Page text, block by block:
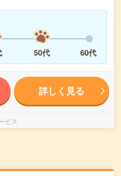
50代 60代
詳しく見る
ビス